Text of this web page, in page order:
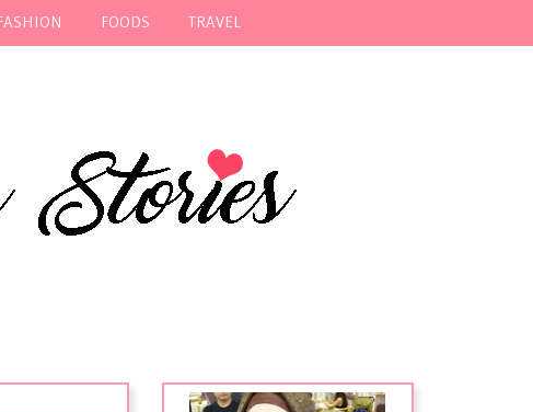
FOODS TRAVEL